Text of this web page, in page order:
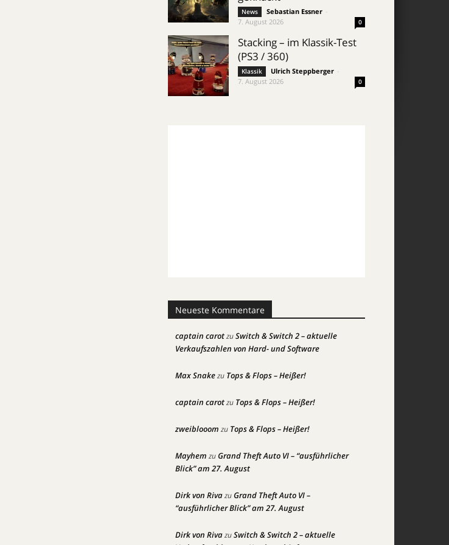
News Sebastian Essner
7. August 2026
0
Stacking – im Klassik-Test
(PS3 / 360)
Klassik Ulrich Steppberger
7. August 2026
0
Neueste Kommentare
captain carotzuSwitch & Switch 2 – aktuelle
Verkaufszahlen von Hard- und Software
Max Snakezu Tops & Flops – Heißer!
captain carotzu Tops & Flops – Heißer!
zweiblooom zu Tops & Flops – Heißer!
Mayhem zuGrand Theft Auto VI – “ausführlicher
Blick” am 27. August
Dirk von RivazuGrand Theft Auto VI –
“ausführlicher Blick” am 27. August
Dirk von RivazuSwitch & Switch 2 – aktuelle